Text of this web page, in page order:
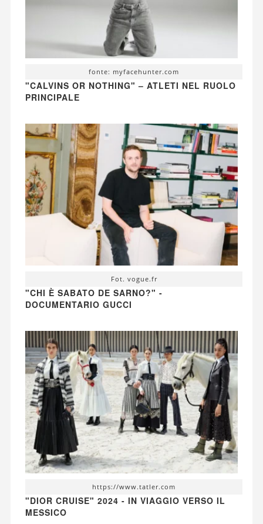
fonte: myfacehunter.com
"CALVINS OR NOTHING" – ATLETI NEL RUOLO
PRINCIPALE
Fot. vogue.fr
"CHI È SABATO DE SARNO?" -
DOCUMENTARIO GUCCI
https://www.tatler.com
"DIOR CRUISE" 2024 - IN VIAGGIO VERSO IL
MESSICO